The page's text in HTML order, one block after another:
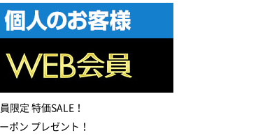
限定 特価SALE！
ポン プレゼント！